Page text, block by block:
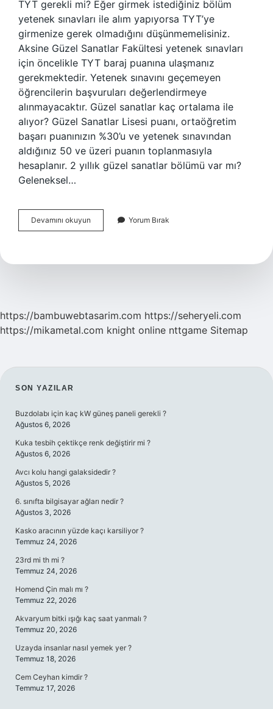
TYT gerekli mi? Eğer girmek istediğiniz bölüm
yetenek sınavları ile alım yapıyorsa TYT’ye
girmenize gerek olmadığını düşünmemelisiniz.
Aksine Güzel Sanatlar Fakültesi yetenek sınavları
için öncelikle TYT baraj puanına ulaşmanız
gerekmektedir. Yetenek sınavını geçemeyen
öğrencilerin başvuruları değerlendirmeye
alınmayacaktır. Güzel sanatlar kaç ortalama ile
alıyor? Güzel Sanatlar Lisesi puanı, ortaöğretim
başarı puanınızın %30’u ve yetenek sınavından
aldığınız 50 ve üzeri puanın toplanmasıyla
hesaplanır. 2 yıllık güzel sanatlar bölümü var mı?
Geleneksel…
Devamını okuyun
Sanatlar
Puanı
Yorum Bırak
https://bambuwebtasarim.com https://seheryeli.com
https://mikametal.com knight online nttgame Sitemap
SIDEBAR
SON YAZILAR
Buzdolabı için kaç kW güneş paneli gerekli ?
Ağustos 6, 2026
Kuka tesbih çektikçe renk değiştirir mi ?
Ağustos 6, 2026
Avcı kolu hangi galaksidedir ?
Ağustos 5, 2026
6. sınıfta bilgisayar ağları nedir ?
Ağustos 3, 2026
Kasko aracının yüzde kaçı karsiliyor ?
Temmuz 24, 2026
23rd mi th mi ?
Temmuz 24, 2026
Homend Çin malı mı ?
Temmuz 22, 2026
Akvaryum bitki ışığı kaç saat yanmalı ?
Temmuz 20, 2026
Uzayda insanlar nasıl yemek yer ?
Temmuz 18, 2026
Cem Ceyhan kimdir ?
Temmuz 17, 2026